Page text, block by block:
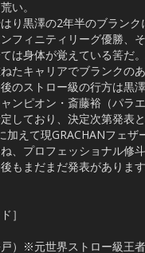
い。
り黒澤の2年半のブラン
フィニティリーグ優勝、
は身体が覚えている筈だ
たキャリアでブランクの
のストロー級の行方は黒
ンピオン・斎藤裕（パラ
しており、決定次第発表と
えて現GRACHANフェ
、プロフェッショナル修
もまだまだ発表がありま
］
）※元世界ストロー級王者